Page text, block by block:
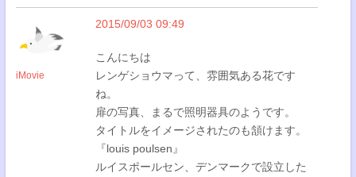
iMovie
2015/09/03 09:49
こんにちは
レンゲショウマって、雰囲気ある花です
ね。
扉の写真、まるで照明器具のようです。
タイトルをイメージされたのも頷けます。
『louis poulsen』
ルイスポールセン、デンマークで設立した